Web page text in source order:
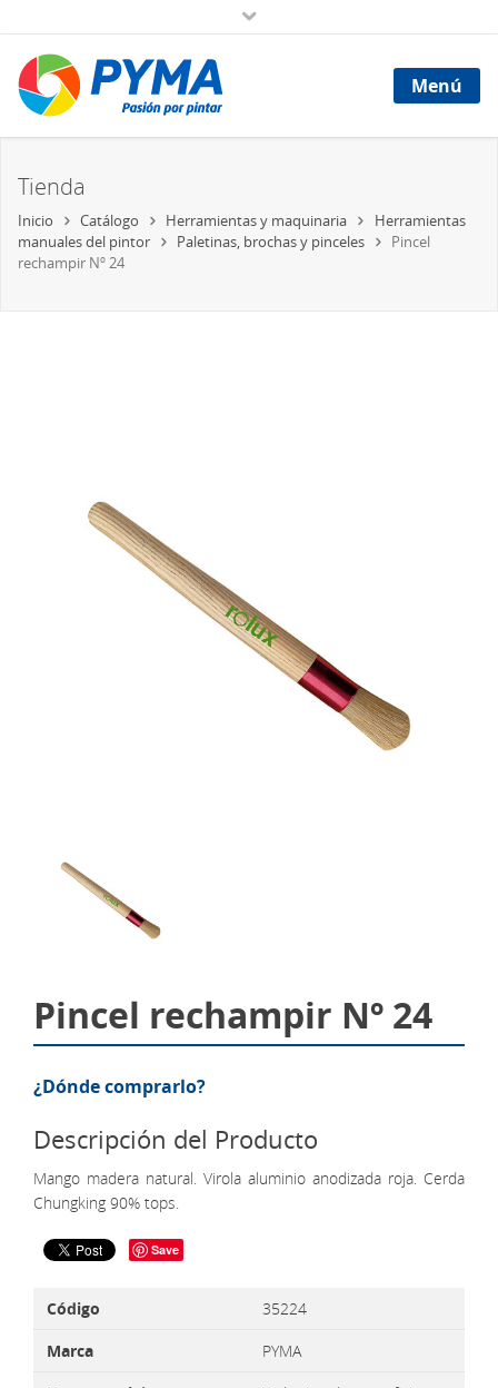
Menú
Tienda
Inicio Catálogo Herramientas y maquinaria
Herramientas
manuales del pintor
Paletinas, brochas y pinceles
Pincel
rechampir Nº 24
Pincel rechampir Nº 24
¿Dónde comprarlo?
Descripción del Producto
Mango madera natural. Virola aluminio anodizada roja. Cerda
Chungking 90% tops.
Save
Código
35224
Marca
PYMA